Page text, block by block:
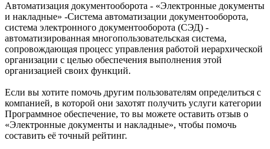
Автоматизация документооборота - «Электронные документы
и накладные» -Система автоматизации документооборота,
система электронного документооборота (СЭД) -
автоматизированная многопользовательская система,
сопровождающая процесс управления работой иерархической
организации с целью обеспечения выполнения этой
организацией своих функций.
Если вы хотите помочь другим пользователям определиться с
компанией, в которой они захотят получить услуги категории
Программное обеспечение, то вы можете оставить отзыв о
«Электронные документы и накладные», чтобы помочь
составить её точный рейтинг.